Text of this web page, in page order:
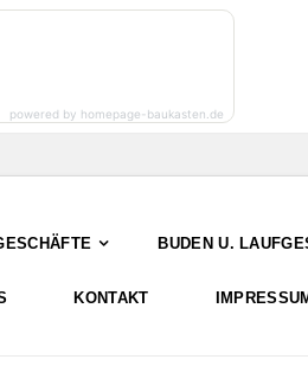
BUDEN U.
KONTAKT
powered by homepage-baukasten.de